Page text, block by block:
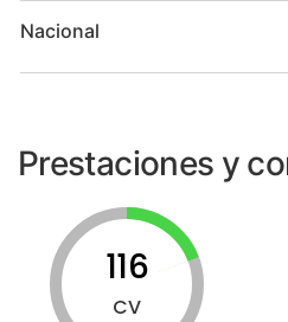
Nacional
Prestaciones y
116
CV